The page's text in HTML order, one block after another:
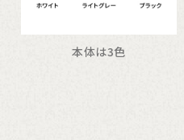
本体は3色